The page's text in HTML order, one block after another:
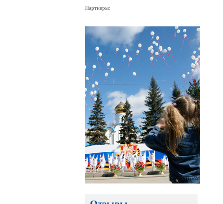
Партнеры: